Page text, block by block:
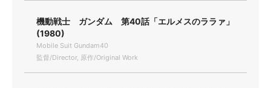
機動戦士 ガンダム 第40話「エルメスのララァ」
(1980)
Mobile Suit Gundam40
監督/Director, 原作/Original Work